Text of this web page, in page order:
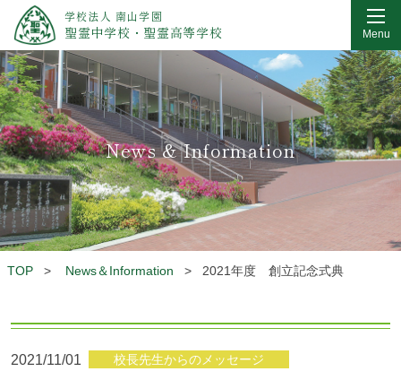
学校法人 南山学園
聖霊中学校・聖霊高等学校 Menu
News & Information
TOP > News＆Information > 2021年度 創立記念式典
2021/11/01 校長先生からのメッセージ